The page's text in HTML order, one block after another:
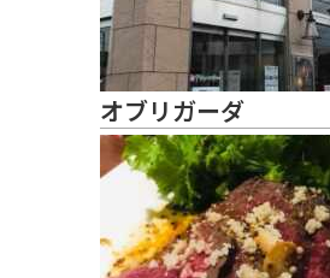
オブリガーダ